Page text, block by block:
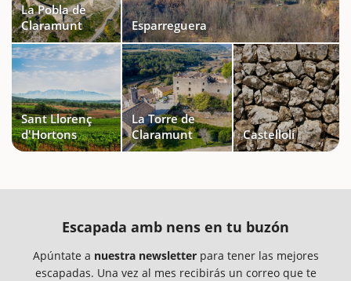
La Pobla de
Claramunt
Esparreguera
Sant Llorenç
d'Hortons
La Torre de
Claramunt
Castellolí
Escapada amb nens en tu buzón
Apúntate a nuestra newsletterpara tener las mejores
escapadas. Una vez al mes recibirás un correo que te